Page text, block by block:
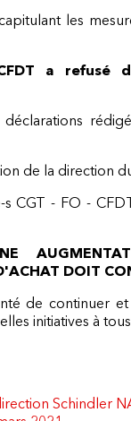
les
a refusé
de la direction
CGT - FO -
DOIT
de continuer
initiatives à
Schindler